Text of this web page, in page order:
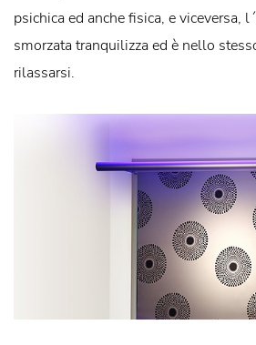
psichica ed anche fisica, e viceversa,
smorzata tranquilizza ed è nello
rilassarsi.